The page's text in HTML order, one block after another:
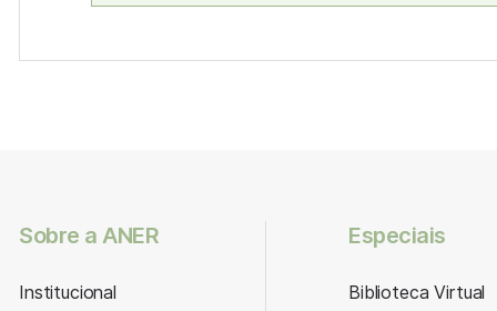
Sobre a ANER
Institucional
Especiais
Biblioteca Virtual